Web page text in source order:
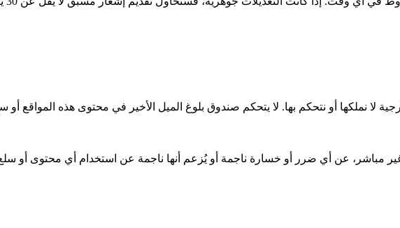
لا نملكها أو نتحكم بها. لا يتحكم صندوق بلوغ الميل الأخير في محتوى هذه المواقع أو
مباشر، عن أي ضرر أو خسارة ناجمة أو يُزعم أنها ناجمة عن استخدام أي محتوى أو